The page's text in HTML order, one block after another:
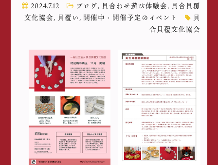
2024.7.12 ブログ, 貝合わせ遊び体験会, 貝合貝覆
文化協会, 貝覆い , 開催中・開催予定のイベント
貝
合貝覆文化協会